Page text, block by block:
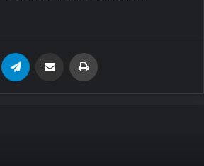
WhatsApp Email'den paylaş